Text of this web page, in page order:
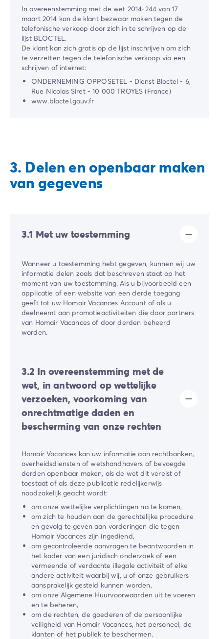
In overeenstemming met de wet 2014-244 van 17
maart 2014 kan de klant bezwaar maken tegen de
telefonische verkoop door zich in te schrijven op de
lijst BLOCTEL.
De klant kan zich gratis op de lijst inschrijven om zich
te verzetten tegen de telefonische verkoop via een
schrijven of internet:
ONDERNEMING OPPOSETEL - Dienst Bloctel - 6,
Rue Nicolas Siret - 10 000 TROYES (France)
www.bloctel.gouv.fr
3. Delen en openbaar maken
van gegevens
3.1 Met uw toestemming
Wanneer u toestemming hebt gegeven, kunnen wij uw
informatie delen zoals dat beschreven staat op het
moment van uw toestemming. Als u bijvoorbeeld een
applicatie of een website van een derde toegang
geeft tot uw ​Homair Vacances​ Account of als u
deelneemt aan promotieactiviteiten die door partners
van ​Homair Vacances​ of door derden beheerd
worden.
3.2 In overeenstemming met de
wet, in antwoord op wettelijke
verzoeken, voorkoming van
onrechtmatige daden en
bescherming van onze rechten
​Homair Vacances​ kan uw informatie aan rechtbanken,
overheidsdiensten of wetshandhavers of bevoegde
derden openbaar maken, als de wet dit vereist of
toestaat of als deze publicatie redelijkerwijs
noodzakelijk geacht wordt:
om onze wettelijke verplichtingen na te komen,
om zich te houden aan de gerechtelijke procedure
en gevolg te geven aan vorderingen die tegen
Homair Vacances zijn ingediend,
om gecontroleerde aanvragen te beantwoorden in
het kader van een juridisch onderzoek of een
vermeende of verdachte illegale activiteit of elke
andere activiteit waarbij wij, u of onze gebruikers
aansprakelijk gesteld kunnen worden,
om onze Algemene Huurvoorwaarden uit te voeren
en te beheren,
om de rechten, de goederen of de persoonlijke
veiligheid van ​Homair Vacances​, het personeel, de
klanten of het publiek te beschermen.